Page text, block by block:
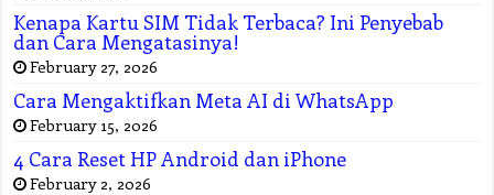
Kenapa Kartu SIM Tidak Terbaca? Ini Penyebab
dan Cara Mengatasinya!
February 27, 2026
Cara Mengaktifkan Meta AI di WhatsApp
February 15, 2026
4 Cara Reset HP Android dan iPhone
February 2, 2026